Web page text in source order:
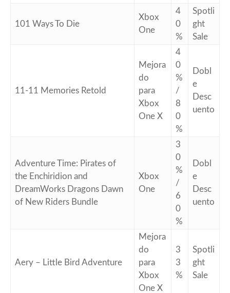
101 Ways To Die
Xbox
One
4
0
%
Spotli
ght
Sale
11-11 Memories Retold
Mejora
do
para
Xbox
One X
4
0
%
/
8
0
%
Dobl
e
Desc
uento
Adventure Time: Pirates of
the Enchiridion and
DreamWorks Dragons Dawn
of New Riders Bundle
Xbox
One
3
0
%
/
6
0
%
Dobl
e
Desc
uento
Aery – Little Bird Adventure
Mejora
do
para
Xbox
One X
3
3
%
Spotli
ght
Sale